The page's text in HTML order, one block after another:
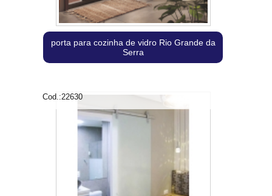
porta para cozinha de vidro Rio Grande da
Serra
Cod.:22630